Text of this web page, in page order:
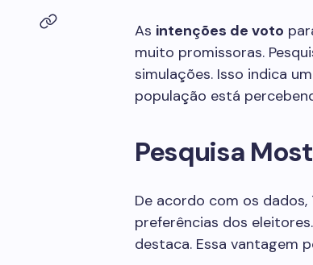
As intenções de voto
muito promissoras.
simulações. Isso indica
população está
Pesquisa
De acordo com os
preferências dos
destaca. Essa vantagem